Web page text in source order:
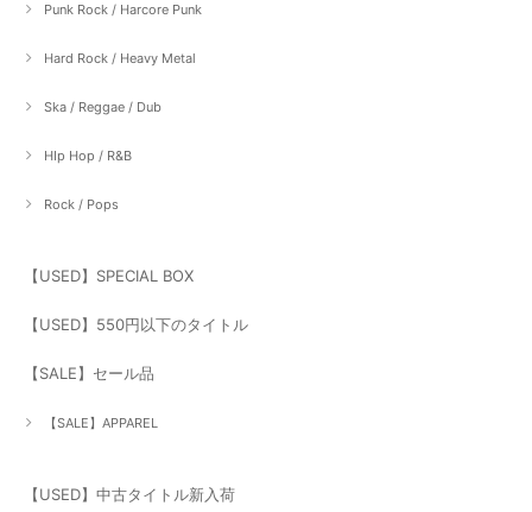
Punk Rock / Harcore Punk
Hard Rock / Heavy Metal
Ska / Reggae / Dub
HIp Hop / R&B
Rock / Pops
【USED】SPECIAL BOX
【USED】550円以下のタイトル
【SALE】セール品
【SALE】APPAREL
【USED】中古タイトル新入荷